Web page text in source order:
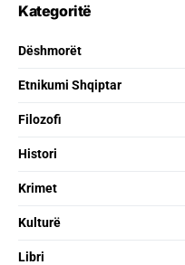
Kategoritë
Dëshmorët
Etnikumi Shqiptar
Filozofi
Histori
Krimet
Kulturë
Libri